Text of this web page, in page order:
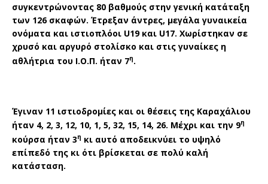
συγκεντρώνοντας 80 βαθμούς στην γενική κατάταξη
των 126 σκαφών. Έτρεξαν άντρες, μεγάλα γυναικεία
ονόματα και ιστιοπλόοι U19 και U17. Χωρίστηκαν σε
χρυσό και αργυρό στολίσκο και στις γυναίκες η
αθλήτρια του Ι.Ο.Π. ήταν 7η.
Έγιναν 11 ιστιοδρομίες και οι θέσεις της Καραχάλιου
ήταν 4, 2, 3, 12, 10, 1, 5, 32, 15, 14, 26. Μέχρι και την 9η
κούρσα ήταν 3η κι αυτό αποδεικνύει το υψηλό
επίπεδό της κι ότι βρίσκεται σε πολύ καλή
κατάσταση.